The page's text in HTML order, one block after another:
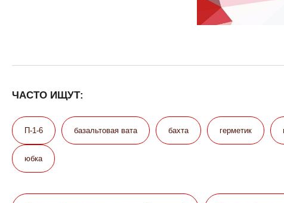
ЧАСТО ИЩУТ:
П-1-6 базальтовая вата бахта герметик
юбка